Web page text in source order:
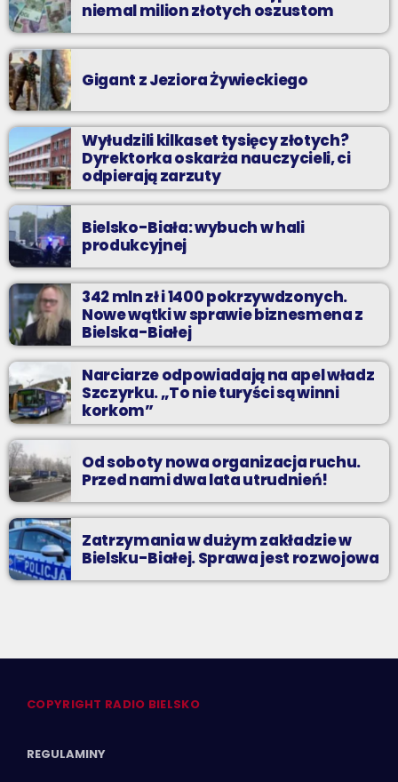
niemal milion złotych oszustom
Gigant z Jeziora Żywieckiego
Wyłudzili kilkaset tysięcy złotych?
Dyrektorka oskarża nauczycieli, ci
odpierają zarzuty
Bielsko-Biała: wybuch w hali
produkcyjnej
342 mln zł i 1400 pokrzywdzonych.
Nowe wątki w sprawie biznesmena z
Bielska-Białej
Narciarze odpowiadają na apel władz
Szczyrku. „To nie turyści są winni
korkom”
Od soboty nowa organizacja ruchu.
Przed nami dwa lata utrudnień!
Zatrzymania w dużym zakładzie w
Bielsku-Białej. Sprawa jest rozwojowa
COPYRIGHT RADIO BIELSKO
REGULAMINY